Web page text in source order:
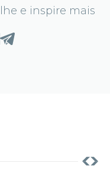
e inspire mais